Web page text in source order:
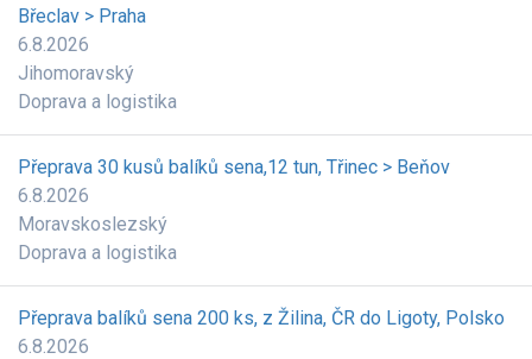
Břeclav > Praha
6.8.2026
Jihomoravský
Doprava a logistika
Přeprava 30 kusů balíků sena,12 tun, Třinec > Beňov
6.8.2026
Moravskoslezský
Doprava a logistika
Přeprava balíků sena 200 ks, z Žilina, ČR do Ligoty, Polsko
6.8.2026